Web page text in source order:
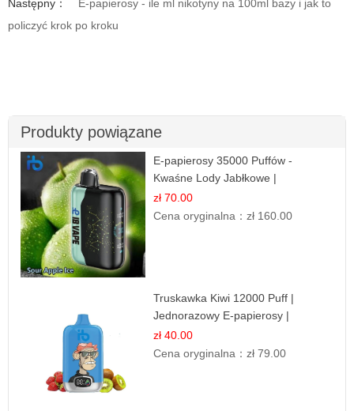
Następny：
E-papierosy - ile ml nikotyny na 100ml bazy i jak to
policzyć krok po kroku
Produkty powiązane
E-papierosy 35000 Puffów -
Kwaśne Lody Jabłkowe |
Orzeźwiający Smak
zł 70.00
Cena oryginalna：zł 160.00
Truskawka Kiwi 12000 Puff |
Jednorazowy E-papierosy |
Owocowa Mieszanka
zł 40.00
Cena oryginalna：zł 79.00